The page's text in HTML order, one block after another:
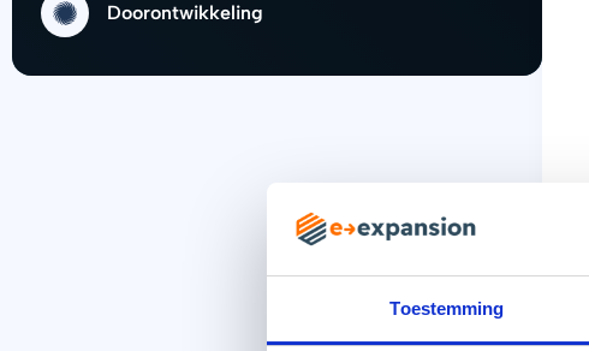
Toestemming
Doorontwikkeling